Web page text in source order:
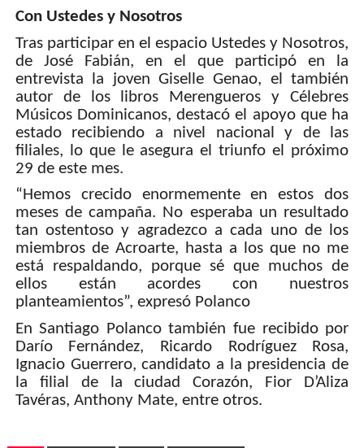
Con Ustedes y Nosotros
Tras participar en el espacio Ustedes y Nosotros,
de José Fabián, en el que participó en la
entrevista la joven Giselle Genao, el también
autor de los libros Merengueros y Célebres
Músicos Dominicanos, destacó el apoyo que ha
estado recibiendo a nivel nacional y de las
filiales, lo que le asegura el triunfo el próximo
29 de este mes.
“Hemos crecido enormemente en estos dos
meses de campaña. No esperaba un resultado
tan ostentoso y agradezco a cada uno de los
miembros de Acroarte, hasta a los que no me
está respaldando, porque sé que muchos de
ellos están acordes con nuestros
planteamientos”, expresó Polanco
En Santiago Polanco también fue recibido por
Darío Fernández, Ricardo Rodríguez Rosa,
Ignacio Guerrero, candidato a la presidencia de
la filial de la ciudad Corazón, Fior D’Aliza
Tavéras, Anthony Mate, entre otros.